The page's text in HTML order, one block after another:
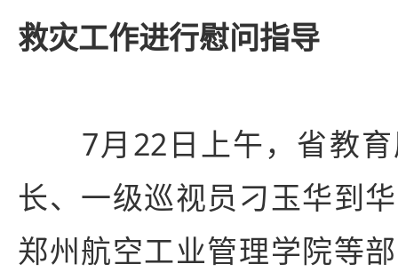
救灾工作进行慰问指导
7月22日上午，省教育
长、一级巡视员刁玉华到
郑州航空工业管理学院等